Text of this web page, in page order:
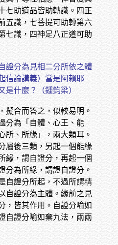
七助道品皆助轉識。四正
五識，七菩提可助轉第六
七識，四神足八正道可助
證分為見相二分所依之體
信論講義）當是阿賴耶
是什麼？（鍾鈞梁）
擬合而答之，似較易明。
分為「自體、心王、能
所、所緣」，兩大類耳。
屬後三類，另起一個能緣
緣，謂自證分，再起一個
分為所緣，謂證自證分。
自證分所起，不過所謂精
自證分為主體。緣前之見
，皆其作用。自證分喻如
自證分喻如棄九法，兩兩